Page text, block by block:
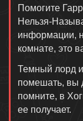
Помогите
Нельзя-
информации,
комнате, это
Темный лорд и
помешать, вы
помните, в
ее получает.